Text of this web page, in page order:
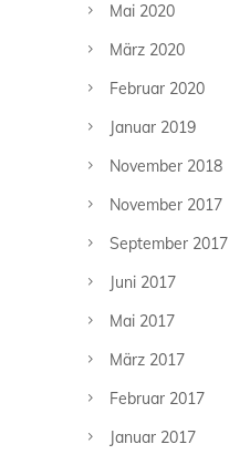
Mai 2020
März 2020
Februar 2020
Januar 2019
November 2018
November 2017
September 2017
Juni 2017
Mai 2017
März 2017
Februar 2017
Januar 2017